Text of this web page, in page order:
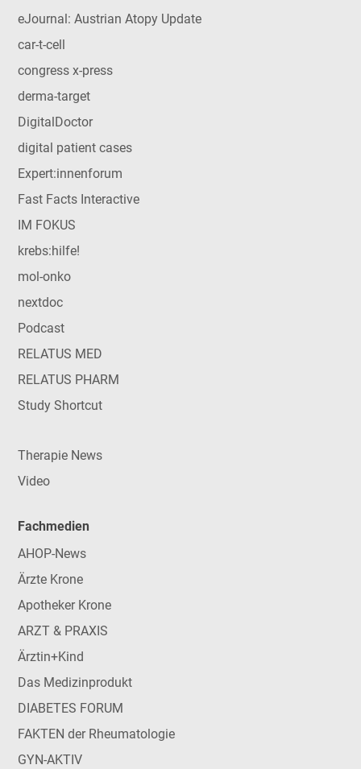
eJournal: Austrian Atopy Update
car-t-cell
congress x-press
derma-target
DigitalDoctor
digital patient cases
Expert:innenforum
Fast Facts Interactive
IM FOKUS
krebs:hilfe!
mol-onko
nextdoc
Podcast
RELATUS MED
RELATUS PHARM
Study Shortcut
Therapie News
Video
Fachmedien
AHOP-News
Ärzte Krone
Apotheker Krone
ARZT & PRAXIS
Ärztin+Kind
Das Medizinprodukt
DIABETES FORUM
FAKTEN der Rheumatologie
GYN-AKTIV